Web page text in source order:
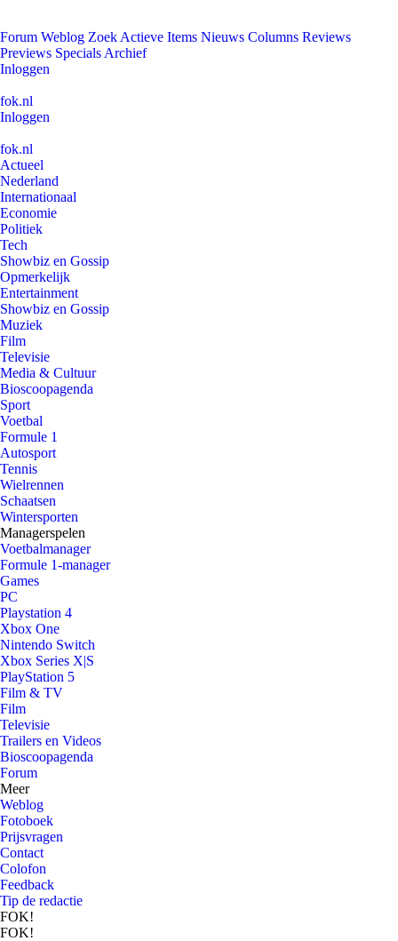
Forum Weblog Zoek Actieve Items Nieuws Columns Reviews
Previews Specials Archief
Inloggen
fok.nl
Inloggen
fok.nl
Actueel
Nederland
Internationaal
Economie
Politiek
Tech
Showbiz en Gossip
Opmerkelijk
Entertainment
Showbiz en Gossip
Muziek
Film
Televisie
Media & Cultuur
Bioscoopagenda
Sport
Voetbal
Formule 1
Autosport
Tennis
Wielrennen
Schaatsen
Wintersporten
Managerspelen
Voetbalmanager
Formule 1-manager
Games
PC
Playstation 4
Xbox One
Nintendo Switch
Xbox Series X|S
PlayStation 5
Film & TV
Film
Televisie
Trailers en Videos
Bioscoopagenda
Forum
Meer
Weblog
Fotoboek
Prijsvragen
Contact
Colofon
Feedback
Tip de redactie
FOK!
FOK!